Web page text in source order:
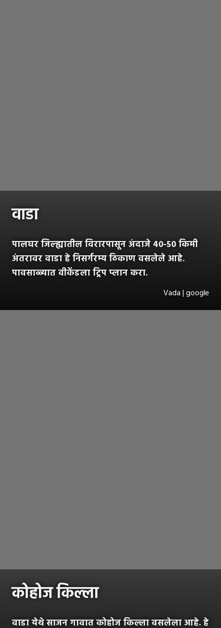
वाडा
पालघर जिल्ह्यातील विरारपासून अंदाजे 40-50 किमी
अंतरावर वाडा हे निसर्गरम्य ठिकाण वसलेले आहे.
पावसाळ्यात वीकेंडला ट्रिप प्लान करा.
Vada | google
कोहोज किल्ला
वाडा येथे साजन गावात कोहोज किल्ला वसलेला आहे. हे